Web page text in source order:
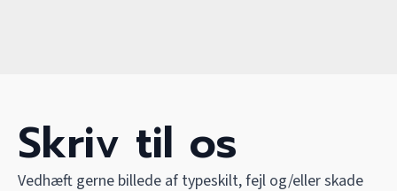
Skriv til os
Vedhæft gerne billede af typeskilt, fejl og/eller skade